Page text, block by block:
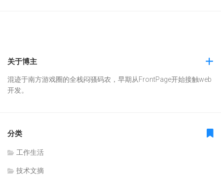
关于博主
混迹于南方游戏圈的全栈闷骚码农，早期从FrontPage开始接触web
开发。
分类
工作生活
技术文摘